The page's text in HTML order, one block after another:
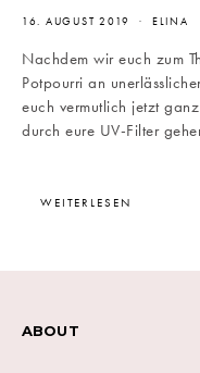
16. AUGUST 2019 ELINA
Nachdem wir euch zum
Potpourri an
euch vermutlich jetzt
durch eure UV-Filter
WEITERLESEN
ABOUT